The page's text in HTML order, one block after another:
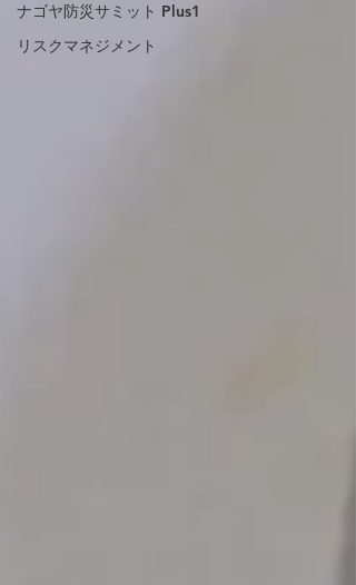
ナゴヤ防災サミット Plus1
リスクマネジメント